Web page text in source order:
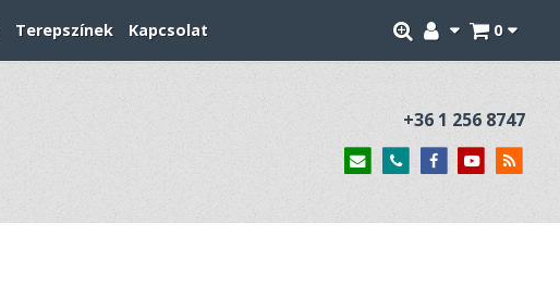
0
Terepszínek Kapcsolat
+36 1 256 8747